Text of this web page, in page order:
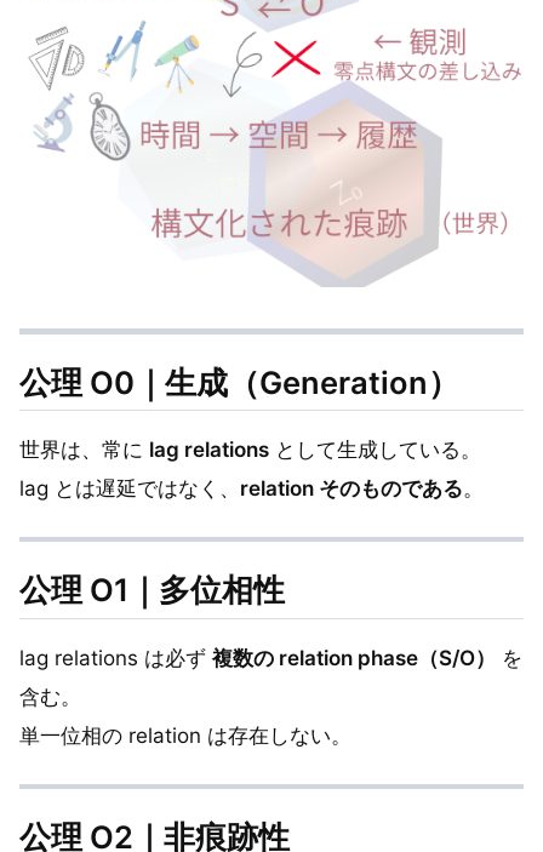
公理 O0｜生成（Generation）
世界は、常に lag relations として生成している。
lag とは遅延ではなく、 relation そのものである。
公理 O1｜多位相性
lag relations は必ず 複数の relation phase（S/O）
を
含む。
単一位相の relation は存在しない。
公理 O2｜非痕跡性